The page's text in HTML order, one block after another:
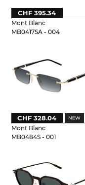
Mont Blanc
MB0417SA - 004
CHF 395.34
Mont Blanc
MB0484S - 001
CHF 328.04